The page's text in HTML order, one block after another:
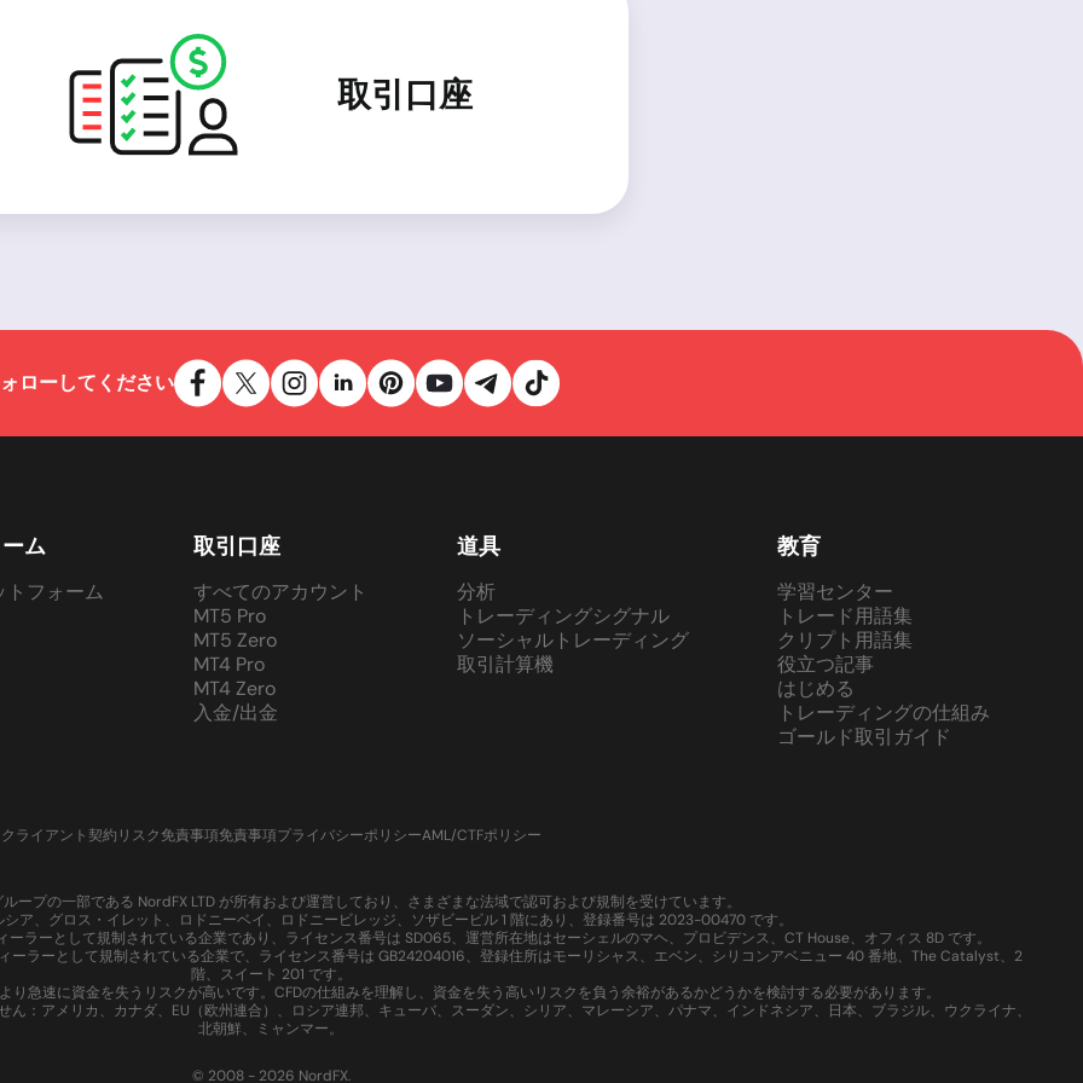
取引口座
ローしてください
ム
トフォーム
取引口座
すべてのアカウント
MT5 Pro
MT5 Zero
MT4 Pro
MT4 Zero
入金/出金
道具
分析
トレーディングシグナル
ソーシャルトレーディング
取引計算機
教育
学習センター
トレード用語集
クリプト用語集
役立つ記事
はじめる
トレーディングの仕組み
ゴールド取引ガイド
クライアント契約 リスク免責事項免責事項プライバシーポリシーAML/CTFポリシー
ープの一部である NordFX LTD が所有および運営しており、さまざまな法域で認可および規制を受けています。
ア、グロス・イレット、ロドニーベイ、ロドニービレッジ、ソザビービル 1 階にあり、登録番号は 2023-00470 です。
ラーとして規制されている企業であり、ライセンス番号は SD065、運営所在地はセーシェルのマヘ、プロビデンス、CT House、オフィス 8D です。
ラーとして規制されている企業で、ライセンス番号は GB24204016、登録住所はモーリシャス、エベン、シリコンアベニュー 40 番地、The Catalyst、2
階、スイート 201 です。
急速に資金を失うリスクが高いです。CFDの仕組みを理解し、資金を失う高いリスクを負う余裕があるかどうかを検討する必要があります。
：アメリカ、カナダ、EU（欧州連合）、ロシア連邦、キューバ、スーダン、シリア、マレーシア、パナマ、インドネシア、日本、ブラジル、ウクライナ、
北朝鮮、ミャンマー。
© 2008 - 2026 NordFX.